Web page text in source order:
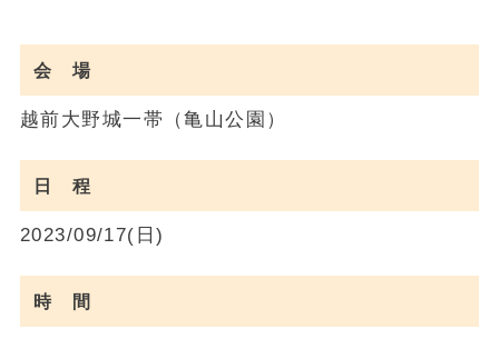
会 場
越前大野城一帯（亀山公園）
日 程
2023/09/17(日)
時 間